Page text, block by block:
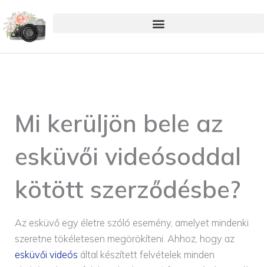
to
content
Mi kerüljön bele az
esküvői videósoddal
kötött szerződésbe?
Az esküvő egy életre szóló esemény, amelyet mindenki
szeretne tökéletesen megörökíteni. Ahhoz, hogy az
esküvői videós által készített felvételek minden